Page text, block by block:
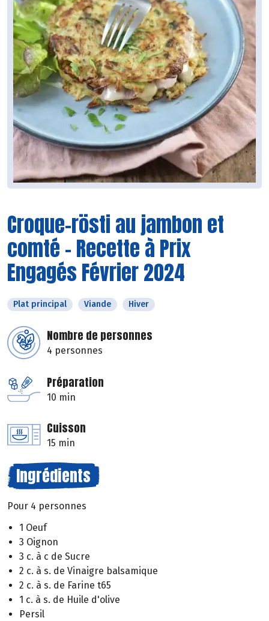
Croque-rösti au jambon et
comté - Recette à Prix
Engagés Février 2024
Plat principal Viande Hiver
Nombre de personnes
4 personnes
Préparation
10 min
Cuisson
15 min
Ingrédients
Pour 4 personnes
1 Oeuf
3 Oignon
3 c. à c de Sucre
2 c. à s. de Vinaigre balsamique
2 c. à s. de Farine t65
1 c. à s. de Huile d'olive
Persil